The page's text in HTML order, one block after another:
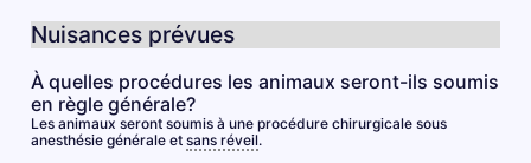
Nuisances prévues
À quelles procédures les animaux seront-ils soumis
en règle générale?
Les animaux seront soumis à une procédure chirurgicale sous
anesthésie générale et sans réveil.